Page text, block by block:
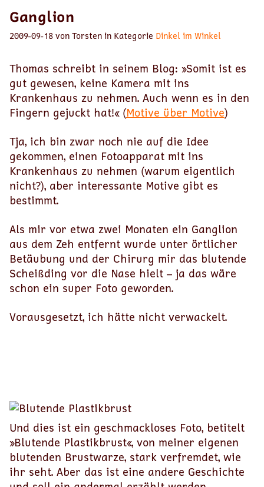
Ganglion
2009-09-18 von Torsten in Kategorie Dinkel im Winkel
Thomas schreibt in seinem Blog: »Somit ist es
gut gewesen, keine Kamera mit ins
Krankenhaus zu nehmen. Auch wenn es in den
Fingern gejuckt hat!« (Motive über Motive)
Tja, ich bin zwar noch nie auf die Idee
gekommen, einen Fotoapparat mit ins
Krankenhaus zu nehmen (warum eigentlich
nicht?), aber interessante Motive gibt es
bestimmt.
Als mir vor etwa zwei Monaten ein Ganglion
aus dem Zeh entfernt wurde unter örtlicher
Betäubung und der Chirurg mir das blutende
Scheißding vor die Nase hielt – ja das wäre
schon ein super Foto geworden.
Vorausgesetzt, ich hätte nicht verwackelt.
Und dies ist ein geschmackloses Foto, betitelt
»Blutende Plastikbrust«, von meiner eigenen
blutenden Brustwarze, stark verfremdet, wie
ihr seht. Aber das ist eine andere Geschichte